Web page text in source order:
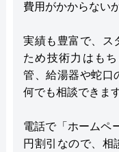
費用がかからない
実績も豊富で、ス
ため技術力はも
管、給湯器や蛇口
何でも相談できます
電話で「ホームペ
円割引なので、相